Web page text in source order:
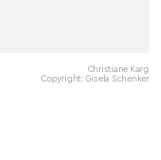
Christiane Karg
Copyright: Gisela Schenker